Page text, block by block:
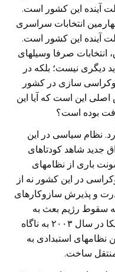
آینده این کشور است.
انتخابات سراسری
آینده این کشور است.
انتخابات صرفا وسیلهای
دیگری نیست؛ بلکه در
سازی در کشور
این است که آیا این
بوده است؟
نظام سیاسی در این
شاهد کودتاهای
باری از نظامهای
در این کشور نه از
و پذیرش سازوکارهای
سقوط رژیم بعث به
دست نیروهای ائتلاف به رهبری آمریکا در سال ۲۰۰۳ به ناگاه
نظامهای استبدادی به
ساخت.